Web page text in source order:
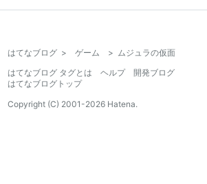
はてなブログ > ゲーム > ムジュラの仮面
はてなブログ タグとは
ヘルプ
開発ブログ
はてなブログトップ
Copyright (C) 2001-2026 Hatena.